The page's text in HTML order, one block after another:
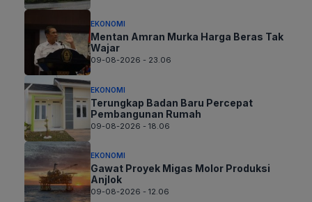
EKONOMI
Mentan Amran Murka Harga Beras Tak
Wajar
09-08-2026 - 23.06
EKONOMI
Terungkap Badan Baru Percepat
Pembangunan Rumah
09-08-2026 - 18.06
EKONOMI
Gawat Proyek Migas Molor Produksi
Anjlok
09-08-2026 - 12.06